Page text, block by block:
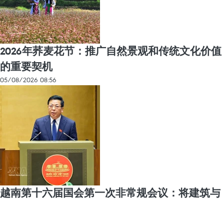
2026年荞麦花节：推广自然景观和传统文化价值
的重要契机
05/08/2026 08:56
越南第十六届国会第一次非常规会议：将建筑与